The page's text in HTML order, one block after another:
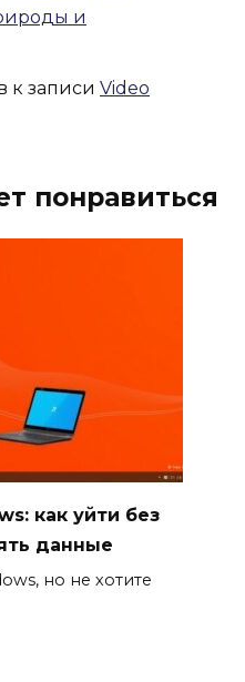
и
к записи Video
понравиться
как уйти без
данные
но не хотите